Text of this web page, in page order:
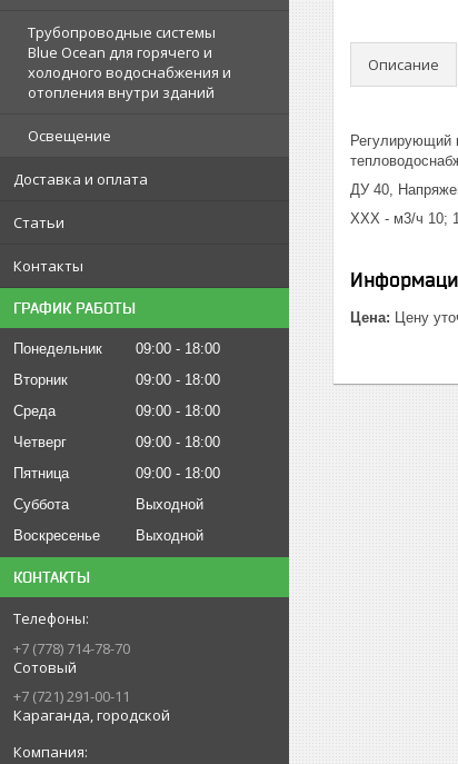
Трубопроводные системы
Blue Ocean для горячего и
холодного водоснабжения и
отопления внутри зданий
Освещение
Доставка и оплата
Статьи
Контакты
ГРАФИК РАБОТЫ
Понедельник 09:00
18:00
Вторник
09:00
18:00
Среда
09:00
18:00
Четверг
09:00
18:00
Пятница
09:00
18:00
Суббота
Выходной
Воскресенье
Выходной
КОНТАКТЫ
+7 (778) 714-78-70
Сотовый
+7 (721) 291-00-11
Караганда, городской
Описание
Регулирующий
ДУ 40,
ХХХ - м3/ч 10;
Цена: Цену